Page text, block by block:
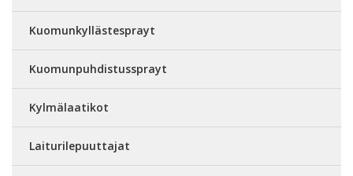
Kuomunkyllästesprayt
Kuomunpuhdistussprayt
Kylmälaatikot
Laiturilepuuttajat